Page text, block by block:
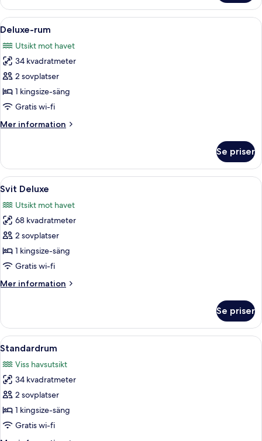
Suite
Öppna
alla
foton
för
Deluxe-
rum
Ett hotellrum med ett stort fönster
5
Deluxe-rum
Utsikt mot havet
34 kvadratmeter
2 sovplatser
1 kingsize-säng
Gratis wi-fi
Mer information
Mer
rum
Se priser
Öppna
alla
foton
för
Svit
Deluxe
Ett modernt hotellrum med en
6
Svit Deluxe
Utsikt mot havet
68 kvadratmeter
2 sovplatser
1 kingsize-säng
Gratis wi-fi
Mer information
Mer
Deluxe
Se priser
Öppna
alla
foton
för
Standardrum
Ett hotellrum med en säng, två
6
Standardrum
Viss havsutsikt
34 kvadratmeter
2 sovplatser
1 kingsize-säng
Gratis wi-fi